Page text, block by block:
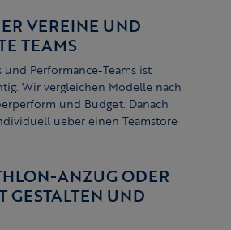
VEREINE UND
TEAMS
und Performance-Teams ist
Wir vergleichen Modelle nach
und Budget. Danach
ueber einen Teamstore
ANZUG ODER
GESTALTEN UND